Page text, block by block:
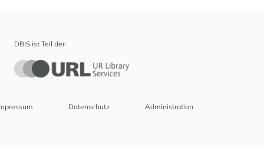
DBIS ist Teil der
Datenschutz Administration